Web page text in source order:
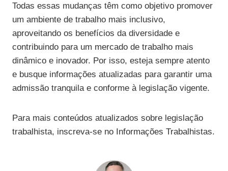
Todas essas mudanças têm como objetivo promover
um ambiente de trabalho mais inclusivo,
aproveitando os benefícios da diversidade e
contribuindo para um mercado de trabalho mais
dinâmico e inovador. Por isso, esteja sempre atento
e busque informações atualizadas para garantir uma
admissão tranquila e conforme à legislação vigente.
Para mais conteúdos atualizados sobre legislação
trabalhista, inscreva-se no Informações Trabalhistas.